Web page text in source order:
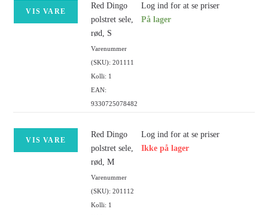
VIS VARE
Red Dingo
polstret sele,
rød, S
Varenummer
(SKU): 201111
Kolli: 1
EAN:
9330725078482
Log ind for at se priser
På lager
VIS VARE
Red Dingo
polstret sele,
rød, M
Varenummer
(SKU): 201112
Kolli: 1
Log ind for at se priser
Ikke på lager